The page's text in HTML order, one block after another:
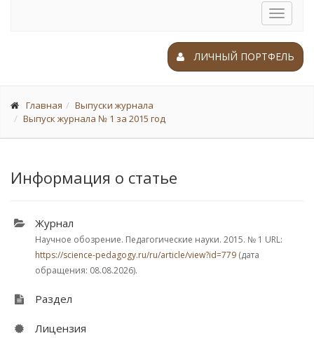
Toggle
ЛИЧНЫЙ ПОРТФЕЛЬ
Главная
Выпуски журнала
Выпуск журнала № 1 за 2015 год
Информация о статье
Журнал
Научное обозрение. Педагогические науки. 2015. № 1 URL:
https://science-pedagogy.ru/ru/article/view?id=779 (дата
обращения: 08.08.2026).
Раздел
Лицензия